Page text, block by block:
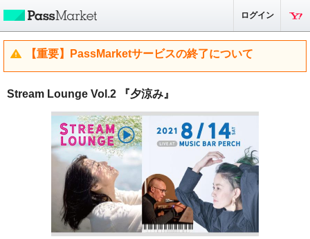
ログイン
【重要】PassMarketサービスの終了について
Stream Lounge Vol.2 『夕涼み』